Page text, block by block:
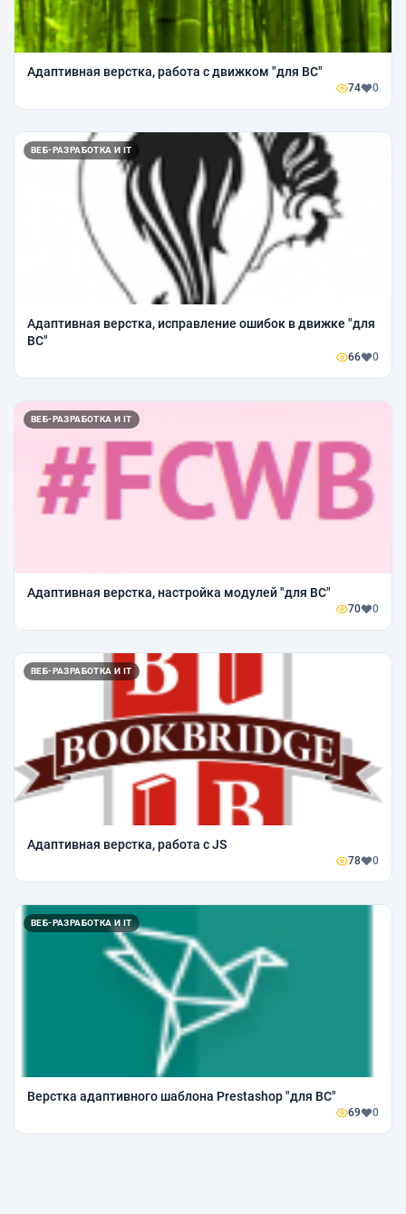
Адаптивная верстка, работа с движком "для ВС"
74 0
ВЕБ-РАЗРАБОТКА И IT
Адаптивная верстка, исправление ошибок в движке "для
ВС"
66 0
ВЕБ-РАЗРАБОТКА И IT
Адаптивная верстка, настройка модулей "для ВС"
70 0
ВЕБ-РАЗРАБОТКА И IT
Адаптивная верстка, работа с JS
78 0
ВЕБ-РАЗРАБОТКА И IT
Верстка адаптивного шаблона Prestashop "для ВС"
69 0